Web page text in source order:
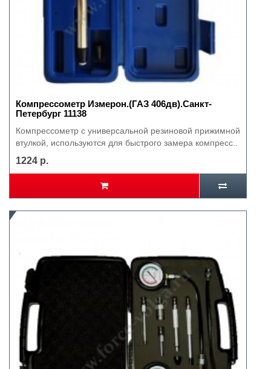
Компрессометр Измерон.(ГАЗ 406дв).Санкт-
Петербург 11138
Компрессометр с универсальной резиновой прижимной
втулкой, используются для быстрого замера компресс..
1224 р.